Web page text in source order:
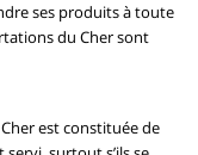
ses produits à toute
du Cher sont
est constituée de